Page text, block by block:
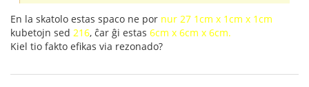
En la skatolo estas spaco ne por nur 27 1cm x 1cm x 1cm
kubetojn sed 216, ĉar ĝi estas 6cm x 6cm x 6cm.
Kiel tio fakto efikas via rezonado?